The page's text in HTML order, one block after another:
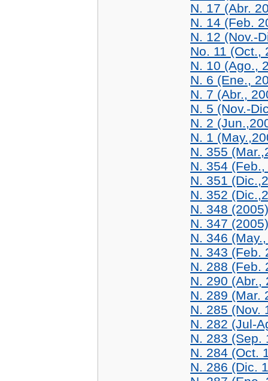
N. 17 (Abr.
N. 14 (Feb.
N. 12 (Nov.-
No. 11 (Oct.,
N. 10 (Ago.,
N. 6 (Ene.,
N. 7 (Abr.,
N. 5 (Nov.-
N. 2
N. 1
N. 355
N. 354
N. 351
N. 352
N. 348 (2005)
N. 347 (2005)
N. 346
N. 343 (Feb.
N. 288 (Feb.
N. 290 (Abr.,
N. 289 (Mar.
N. 285 (Nov.
N. 282 (Jul-
N. 283 (Sep.
N. 284 (Oct.
N. 286 (Dic.